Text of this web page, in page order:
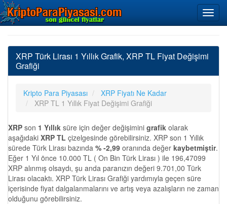
XRP Türk Lirası 1 Yıllık Grafik, XRP TL Fiyat Değişimi
Grafiği
Kripto Para Piyasası
XRP Fiyatı Ne Kadar
XRP TL 1 Yıllık Fiyat Değişimi Grafiği
XRP son 1 Yıllık süre için değer değişimini grafik olarak
aşağıdaki XRP TL çizelgesinde görebilirsiniz. XRP son 1 Yıllık
sürede Türk Lirası bazında % -2,99 oranında değer kaybetmiştir.
Eğer 1 Yıl önce 10.000 TL ( On Bin Türk Lirası ) ile 196,47099
XRP alınmış olsaydı, şu anda paranızın değeri 9.701,00 Türk
Lirası olacaktı. XRP Türk Lirası Grafiği yardımıyla geçen süre
içerisinde fiyat dalgalanmalarını ve artış veya azalışların ne zaman
olduğunu görebilirsiniz.